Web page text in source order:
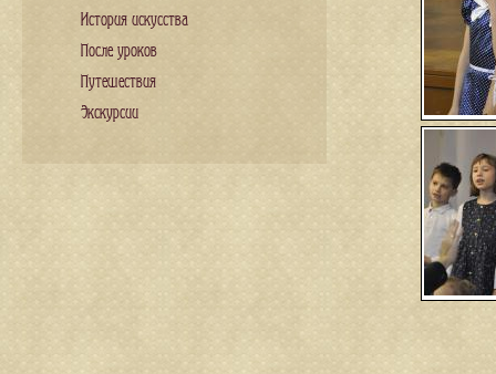
История искусства
После уроков
Путешествия
Экскурсии